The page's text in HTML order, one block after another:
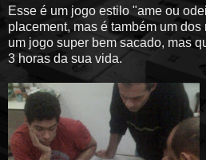
Esse é um jogo estilo "ame ou
placement, mas é também um
um jogo super bem sacado, mas
3 horas da sua vida.